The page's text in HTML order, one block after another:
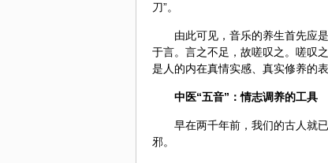
刀”。
由此可见，音乐的养生首先应
于言。言之不足，故嗟叹之。嗟叹
是人的内在真情实感、真实修养的
中医“五音”：情志调养的工具
早在两千年前，我们的古人就
邪。